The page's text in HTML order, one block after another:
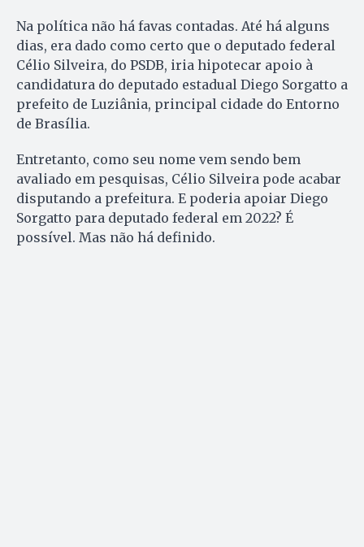
Na política não há favas contadas. Até há alguns
dias, era dado como certo que o deputado federal
Célio Silveira, do PSDB, iria hipotecar apoio à
candidatura do deputado estadual Diego Sorgatto a
prefeito de Luziânia, principal cidade do Entorno
de Brasília.
Entretanto, como seu nome vem sendo bem
avaliado em pesquisas, Célio Silveira pode acabar
disputando a prefeitura. E poderia apoiar Diego
Sorgatto para deputado federal em 2022? É
possível. Mas não há definido.